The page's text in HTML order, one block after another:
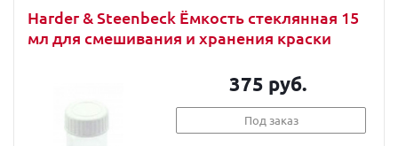
Harder & Steenbeck Ёмкость стеклянная 15
мл для смешивания и хранения краски
375 руб.
Под заказ